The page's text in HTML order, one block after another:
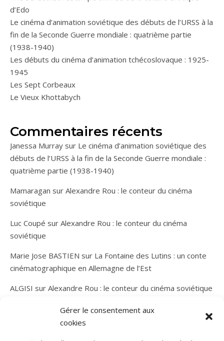
Gérer le consentement aux
cookies
d’Edo
Le cinéma d’animation soviétique des débuts de l’URSS à la
fin de la Seconde Guerre mondiale : quatrième partie
(1938-1940)
Les débuts du cinéma d’animation tchécoslovaque : 1925-
1945
Les Sept Corbeaux
Le Vieux Khottabych
Commentaires récents
Janessa Murray sur Le cinéma d’animation soviétique des
débuts de l’URSS à la fin de la Seconde Guerre mondiale :
quatrième partie (1938-1940)
Mamaragan sur Alexandre Rou : le conteur du cinéma
soviétique
Luc Coupé sur Alexandre Rou : le conteur du cinéma
soviétique
Marie Jose BASTIEN sur La Fontaine des Lutins : un conte
cinématographique en Allemagne de l’Est
ALGISI sur Alexandre Rou : le conteur du cinéma soviétique